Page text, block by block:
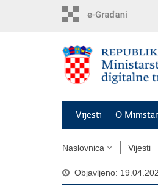
Vijesti O
Naslovnica Vijesti
Objavljeno: